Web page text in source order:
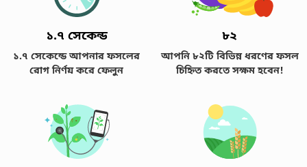
১.৭ সেকেন্ড
১.৭ সেকেন্ডে আপনার ফসলের
রোগ নির্ণয় করে ফেলুন
৮২
আপনি ৮২টি বিভিন্ন ধরণের ফসল
চিহ্নিত করতে সক্ষম হবেন!